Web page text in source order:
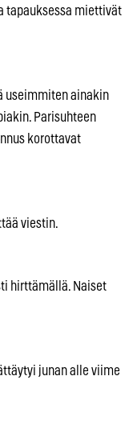
tapauksessa miettivät
useimmiten ainakin
Parisuhteen
korottavat
viestin.
hirttämällä. Naiset
junan alle viime